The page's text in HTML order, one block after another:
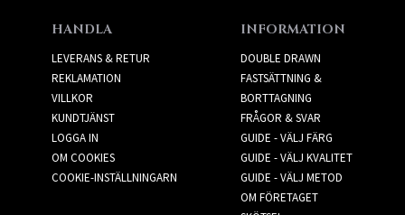
HANDLA
LEVERANS & RETUR
REKLAMATION
VILLKOR
KUNDTJÄNST
LOGGA IN
OM COOKIES
COOKIE-INSTÄLLNINGARN
INFORMATION
DOUBLE DRAWN
FASTSÄTTNING &
BORTTAGNING
FRÅGOR & SVAR
GUIDE - VÄLJ FÄRG
GUIDE - VÄLJ KVALITET
GUIDE - VÄLJ METOD
OM FÖRETAGET